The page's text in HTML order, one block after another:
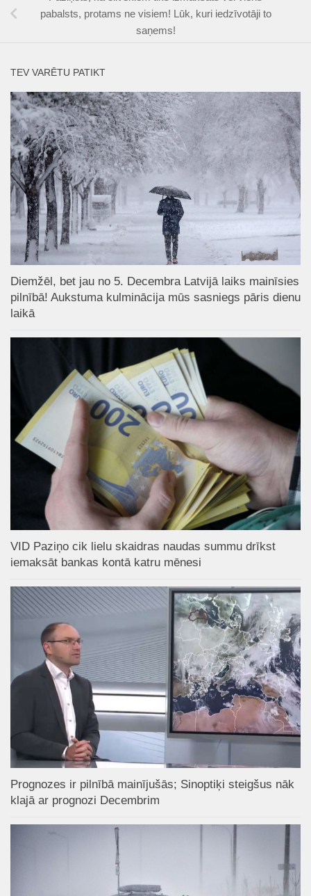
pabalsts, protams ne visiem! Lūk, kuri iedzīvotāji to
saņems!
TEV VARĒTU PATIKT
Diemžēl, bet jau no 5. Decembra Latvijā laiks mainīsies
pilnībā! Aukstuma kulminācija mūs sasniegs pāris dienu
laikā
VID Paziņo cik lielu skaidras naudas summu drīkst
iemaksāt bankas kontā katru mēnesi
Prognozes ir pilnībā mainījušās; Sinoptiķi steigšus nāk
klajā ar prognozi Decembrim